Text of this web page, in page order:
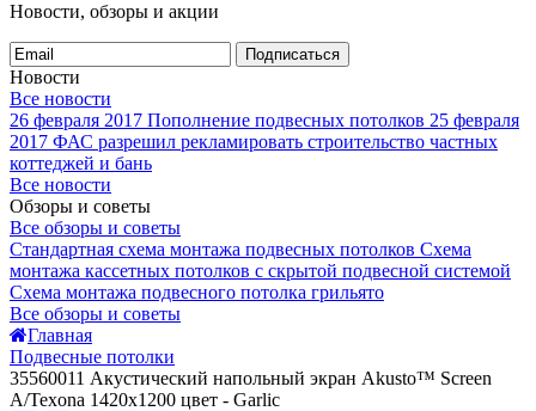
Новости, обзоры и акции
Подписаться
Новости
Все новости
26 февраля 2017 Пополнение подвесных потолков 25 февраля
2017 ФАС разрешил рекламировать строительство частных
коттеджей и бань
Все новости
Обзоры и советы
Все обзоры и советы
Стандартная схема монтажа подвесных потолков Схема
монтажа кассетных потолков с скрытой подвесной системой
Схема монтажа подвесного потолка грильято
Все обзоры и советы
Главная
Подвесные потолки
35560011 Акустический напольный экран Akusto™ Screen
A/Texona 1420x1200 цвет - Garlic